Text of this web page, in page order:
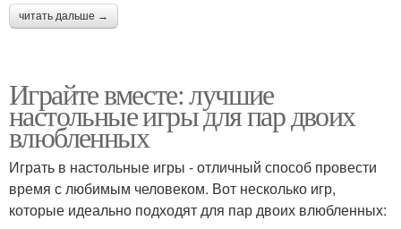
читать дальше →
Играйте вместе: лучшие
настольные игры для пар двоих
влюбленных
Играть в настольные игры - отличный способ провести
время с любимым человеком. Вот несколько игр,
которые идеально подходят для пар двоих влюбленных: